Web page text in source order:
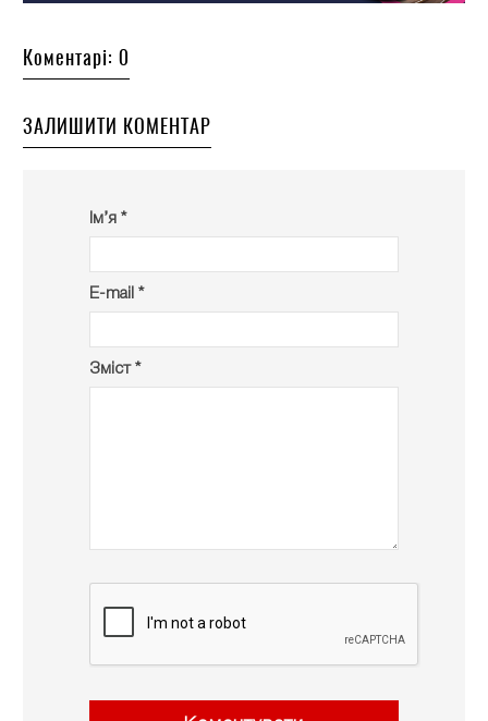
Коментарі: 0
ЗАЛИШИТИ КОМЕНТАР
Ім’я *
E-mail *
Зміст *